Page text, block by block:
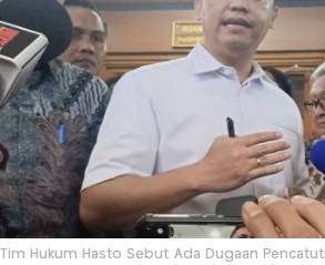
Tim Hukum Hasto Sebut Ada Dugaan